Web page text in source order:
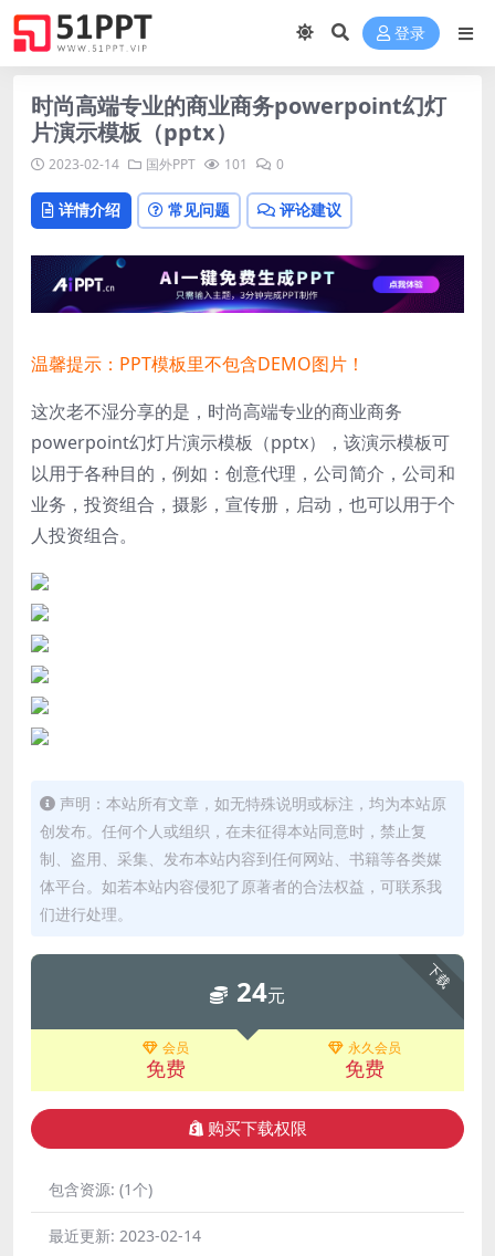
登录
时尚高端专业的商业商务powerpoint幻灯
片演示模板（pptx）
2023-02-14 国外PPT 101 0
详情介绍 常见问题 评论建议
温馨提示：PPT模板里不包含DEMO图片！
这次老不湿分享的是，时尚高端专业的商业商务
powerpoint幻灯片演示模板（pptx），该演示模板可
以用于各种目的，例如：创意代理，公司简介，公司和
业务，投资组合，摄影，宣传册，启动，也可以用于个
人投资组合。
声明：本站所有文章，如无特殊说明或标注，均为本站原
创发布。任何个人或组织，在未征得本站同意时，禁止复
制、盗用、采集、发布本站内容到任何网站、书籍等各类媒
体平台。如若本站内容侵犯了原著者的合法权益，可联系我
们进行处理。
下载
24元
会员
免费
永久会员
免费
购买下载权限
包含资源: (1个)
最近更新: 2023-02-14